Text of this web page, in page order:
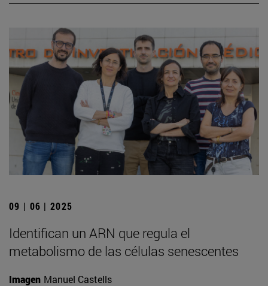
09 | 06 | 2025
Identifican un ARN que regula el
metabolismo de las células senescentes
Imagen Manuel Castells